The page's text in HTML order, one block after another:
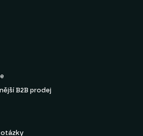
B2B prodej
otázky